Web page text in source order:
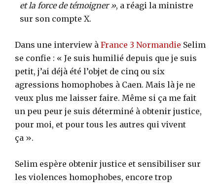
et la force de témoigner », a réagi la ministre
sur son compte X.
Dans une interview à France 3 Normandie Selim
se confie : « Je suis humilié depuis que je suis
petit, j’ai déjà été l’objet de cinq ou six
agressions homophobes à Caen. Mais là je ne
veux plus me laisser faire. Même si ça me fait
un peu peur je suis déterminé à obtenir justice,
pour moi, et pour tous les autres qui vivent
ça ».
Selim espère obtenir justice et sensibiliser sur
les violences homophobes, encore trop